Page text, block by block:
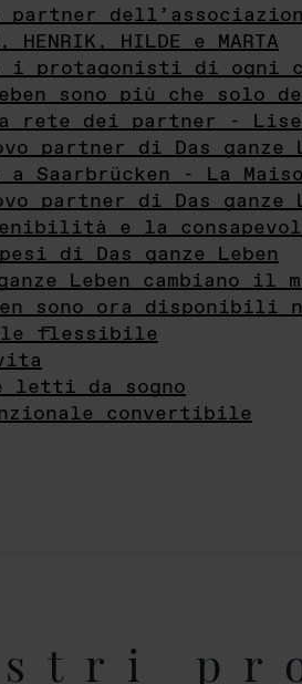
partner
HENRIK, HILDE e MARTA
i protagonisti di ogni
Leben sono più che
la rete dei partner -
partner di Das ganze
a Saarbrücken - La
partner di Das ganze
e la
di Das ganze Leben
Leben cambiano il
sono ora disponibili
flessibile
letti da sogno
convertibile